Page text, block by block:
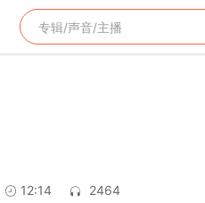
12:14
2464